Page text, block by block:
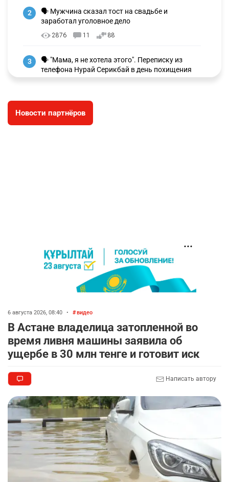
2
🗣 Мужчина сказал тост на свадьбе и
заработал уголовное дело
2876 11 88
3
🗣 "Мама, я не хотела этого". Переписку из
телефона Нурай Серикбай в день похищения
зачитали в суде
⚠️ Доброе утро, друзья! Предлагаем обзор
главных новостей за 4 августа
2715 2 39
🚗 Казахстанцев убедили оформить
автокредиты за вознаграждение
8
💻 В школах Казахстана изменили название и
содержание некоторых предметов
2315 3 17
9
10 🤝 Токаев принял главу холдинга "Байтерек"
2359 1 22
Новости партнёров
6 августа 2026, 08:40 • видео
В Астане владелица затопленной во
время ливня машины заявила об
ущербе в 30 млн тенге и готовит иск
Написать автору